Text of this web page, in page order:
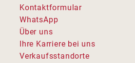
Kontaktformular
WhatsApp
Über uns
Ihre Karriere bei uns
Verkaufsstandorte